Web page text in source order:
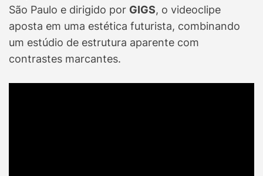
São Paulo e dirigido por GIGS, o videoclipe
aposta em uma estética futurista, combinando
um estúdio de estrutura aparente com
contrastes marcantes.